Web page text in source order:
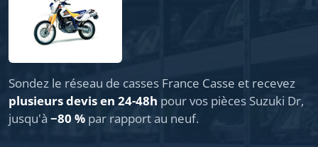
Sondez le réseau de casses France Casse et recevez
plusieurs devis en 24-48h pour vos pièces Suzuki Dr,
jusqu'à −80 % par rapport au neuf.